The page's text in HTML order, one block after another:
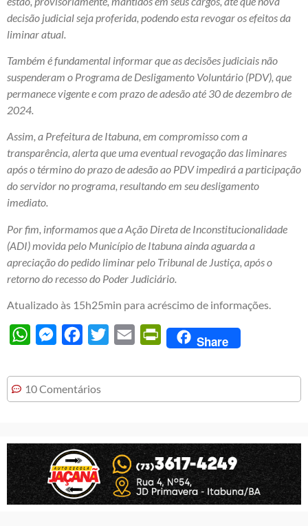
decisão judicial seja proferida, podendo esta revogar os efeitos da
liminar atual.
Também é fundamental informar que as decisões judiciais não
suspenderam o Programa de Desligamento Voluntário (PDV), que
permanece vigente e com prazo de adesão até 30 de dezembro de
2024.
Assim, a Prefeitura de Itabuna, em compromisso com a
transparência, alerta que uma eventual revogação das liminares
após o término do prazo de adesão ao PDV impedirá a participação
do servidor no programa, resultando em seu desligamento
imediato.
Por fim, informamos que a Ação Direta de Inconstitucionalidade
(ADI) movida pelo Município de Itabuna ainda aguarda a
apreciação do pedido liminar pelo Tribunal de Justiça, após o
retorno do recesso do Poder Judiciário.
Atualizado às 15h25min para acréscimo de informações.
WhatsAppMessengerFacebook
Twitter Email PrintFriendly
Share
10 Comentários